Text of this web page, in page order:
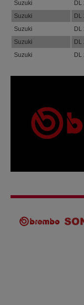
Suzuki
DL
Suzuki
DL
Suzuki
DL
Suzuki
DL
Suzuki
DL